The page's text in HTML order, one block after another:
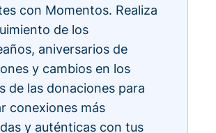
con Momentos. Realiza
de los
aniversarios de
y cambios en los
de las donaciones para
conexiones más
y auténticas con tus